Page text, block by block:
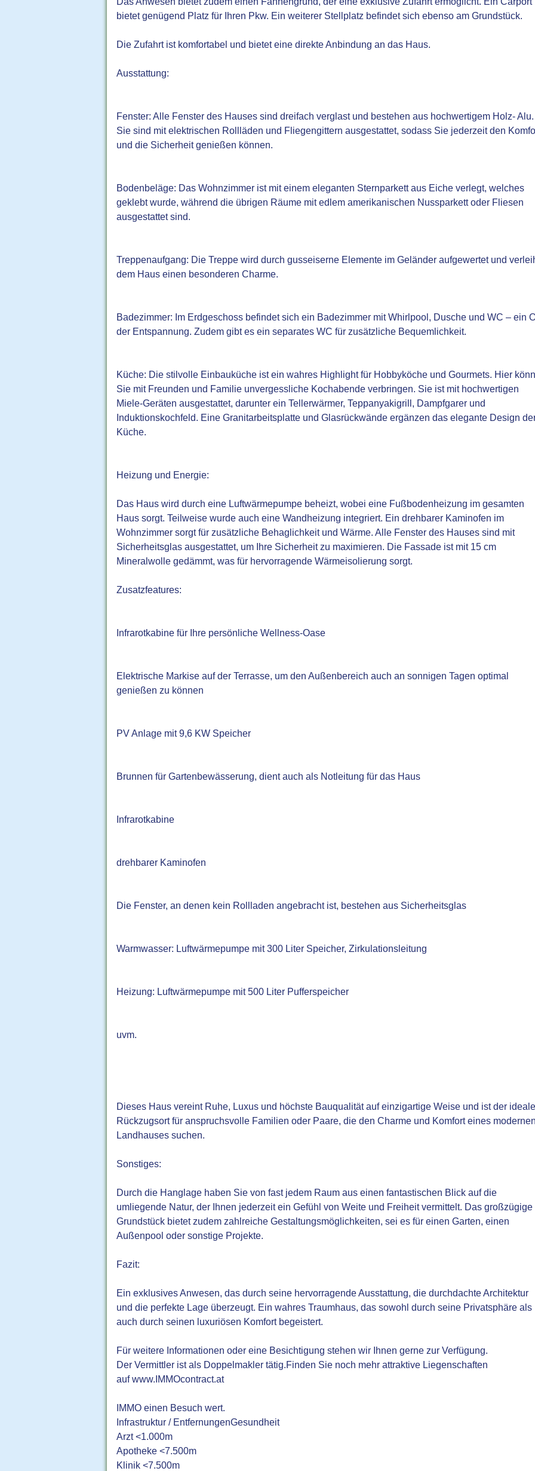
bietet genügend Platz für Ihren Pkw. Ein weiterer Stellplatz befindet sich ebenso am Grundstück.
Die Zufahrt ist komfortabel und bietet eine direkte Anbindung an das Haus.
Ausstattung:
Fenster: Alle Fenster des Hauses sind dreifach verglast und bestehen aus hochwertigem Holz- Alu.
Sie sind mit elektrischen Rollläden und Fliegengittern ausgestattet, sodass Sie jederzeit den
und die Sicherheit genießen können.
Bodenbeläge: Das Wohnzimmer ist mit einem eleganten Sternparkett aus Eiche verlegt, welches
geklebt wurde, während die übrigen Räume mit edlem amerikanischen Nussparkett oder Fliesen
ausgestattet sind.
Treppenaufgang: Die Treppe wird durch gusseiserne Elemente im Geländer aufgewertet und
dem Haus einen besonderen Charme.
Badezimmer: Im Erdgeschoss befindet sich ein Badezimmer mit Whirlpool, Dusche und WC – ein
der Entspannung. Zudem gibt es ein separates WC für zusätzliche Bequemlichkeit.
Küche: Die stilvolle Einbauküche ist ein wahres Highlight für Hobbyköche und Gourmets. Hier
Sie mit Freunden und Familie unvergessliche Kochabende verbringen. Sie ist mit hochwertigen
Miele-Geräten ausgestattet, darunter ein Tellerwärmer, Teppanyakigrill, Dampfgarer und
Induktionskochfeld. Eine Granitarbeitsplatte und Glasrückwände ergänzen das elegante Design
Küche.
Heizung und Energie:
Das Haus wird durch eine Luftwärmepumpe beheizt, wobei eine Fußbodenheizung im gesamten
Haus sorgt. Teilweise wurde auch eine Wandheizung integriert. Ein drehbarer Kaminofen im
Wohnzimmer sorgt für zusätzliche Behaglichkeit und Wärme. Alle Fenster des Hauses sind mit
Sicherheitsglas ausgestattet, um Ihre Sicherheit zu maximieren. Die Fassade ist mit 15 cm
Mineralwolle gedämmt, was für hervorragende Wärmeisolierung sorgt.
Zusatzfeatures:
Infrarotkabine für Ihre persönliche Wellness-Oase
Elektrische Markise auf der Terrasse, um den Außenbereich auch an sonnigen Tagen optimal
genießen zu können
PV Anlage mit 9,6 KW Speicher
Brunnen für Gartenbewässerung, dient auch als Notleitung für das Haus
Infrarotkabine
drehbarer Kaminofen
Die Fenster, an denen kein Rollladen angebracht ist, bestehen aus Sicherheitsglas
Warmwasser: Luftwärmepumpe mit 300 Liter Speicher, Zirkulationsleitung
Heizung: Luftwärmepumpe mit 500 Liter Pufferspeicher
uvm.
Dieses Haus vereint Ruhe, Luxus und höchste Bauqualität auf einzigartige Weise und ist der
Rückzugsort für anspruchsvolle Familien oder Paare, die den Charme und Komfort eines
Landhauses suchen.
Sonstiges:
Durch die Hanglage haben Sie von fast jedem Raum aus einen fantastischen Blick auf die
umliegende Natur, der Ihnen jederzeit ein Gefühl von Weite und Freiheit vermittelt. Das großzügige
Grundstück bietet zudem zahlreiche Gestaltungsmöglichkeiten, sei es für einen Garten, einen
Außenpool oder sonstige Projekte.
Fazit:
Ein exklusives Anwesen, das durch seine hervorragende Ausstattung, die durchdachte Architektur
und die perfekte Lage überzeugt. Ein wahres Traumhaus, das sowohl durch seine Privatsphäre als
auch durch seinen luxuriösen Komfort begeistert.
Für weitere Informationen oder eine Besichtigung stehen wir Ihnen gerne zur Verfügung.
Der Vermittler ist als Doppelmakler tätig.Finden Sie noch mehr attraktive Liegenschaften
auf www.IMMOcontract.at
IMMO einen Besuch wert.
Infrastruktur / EntfernungenGesundheit
Arzt <1.000m
Apotheke <7.500m
Klinik <7.500m